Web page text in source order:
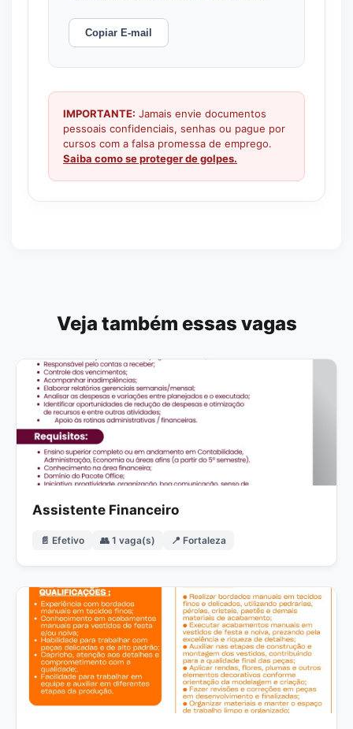
Copiar E-mail
IMPORTANTE: Jamais envie documentos
pessoais confidenciais, senhas ou pague por
cursos com a falsa promessa de emprego.
Saiba como se proteger de golpes.
Veja também essas vagas
Assistente Financeiro
📄 Efetivo 👥 1 vaga(s) 📍 Fortaleza